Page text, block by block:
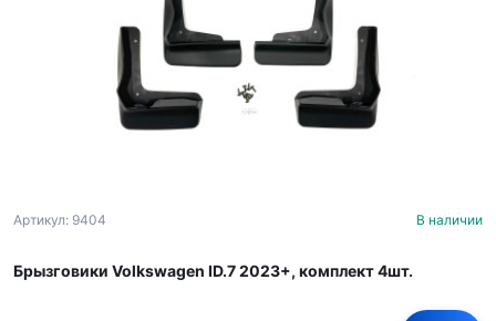
Артикул: 9404 В наличии
Брызговики Volkswagen ID.7 2023+, комплект 4шт.